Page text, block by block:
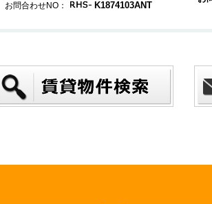
お問合わせNO： K1874103ANT